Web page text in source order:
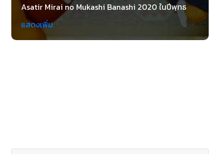
Asatir Mirai no Mukashi Banashi 2020 ในปีพุทธ
ศาสตราจารย์ 2593 ริยาดผู้เฒ่า Asma ได้ถ่ายทอดเรื่อง
ราวที่น่าประทับใจให้กับหลานๆMirai no Mukashi
Banashi ที่พวกเขารักไปจนกระทั่งนิทานที่พวกเขา
แสดงเพิ่ม